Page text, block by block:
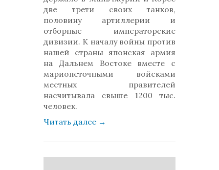
две трети своих танков,
половину артиллерии и
отборные императорские
дивизии. К началу войны против
нашей страны японская армия
на Дальнем Востоке вместе с
марионеточными войсками
местных правителей
насчитывала свыше 1200 тыс.
человек.
Читать далее →